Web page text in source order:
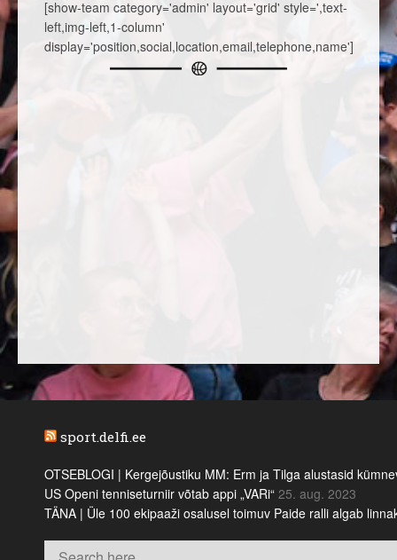
[show-team category='admin' layout='grid' style=',text-
left,img-left,1-column'
display='position,social,location,email,telephone,name']
sport.delfi.ee
OTSEBLOGI | Kergejõustiku MM: Erm ja Tilga alustasid
US Openi tenniseturniir võtab appi „VARi“ 25. aug. 2023
TÄNA | Üle 100 ekipaaži osalusel toimuv Paide ralli algab